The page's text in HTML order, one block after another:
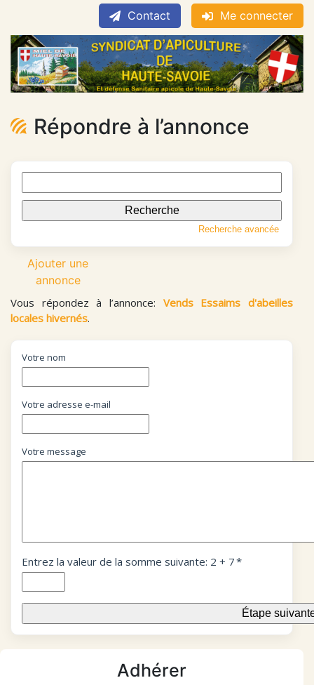
Contact Me connecter
Répondre à l’annonce
Recherche avancée
Ajouter une
annonce
Vous répondez à l’annonce: Vends Essaims d'abeilles
locales hivernés.
Votre nom
Votre adresse e-mail
Votre message
Entrez la valeur de la somme suivante: 2 + 7*
Adhérer